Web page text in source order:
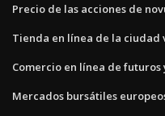
Precio de las acciones de
Tienda en línea de la ciudad
Comercio en línea de futuros
Mercados bursátiles